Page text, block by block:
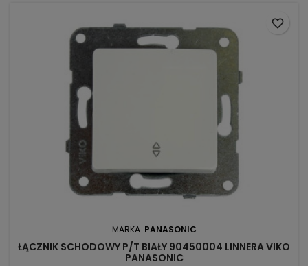
MARKA: PANASONIC
ŁĄCZNIK SCHODOWY P/T BIAŁY 90450004 LINNERA VIKO
PANASONIC
favorite_border